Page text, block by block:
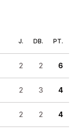
J. DB. PT.
2 2 6
2 3 4
2 2 4